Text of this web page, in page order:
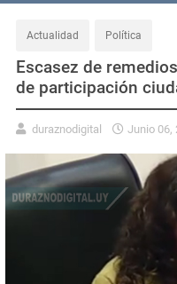
Actualidad Política
Escasez de
de participación
duraznodigital Junio 06,